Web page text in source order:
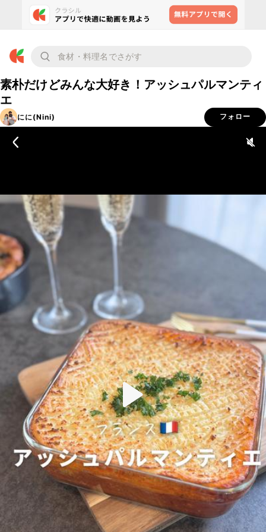
素朴だけどみんな大好き！アッシュパルマンティ
エ
にに(Nini) フォロー